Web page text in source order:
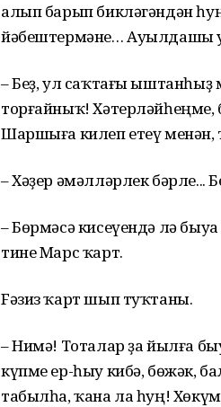
алып барып бикләгәндән
йәбештермәне… Ауылдашы
– Беҙ, ул саҡтағы ыштанһыҙ
торғайныҡ! Хәтерләйһеңме,
Шаршыға килеп етеү менән,
– Хәҙер әмәлләрлек бәрле...
– Бөрмәсә кисеүендә лә
тине Марс ҡарт.
Fәзиз ҡарт шып туҡтаны.
– Нимә! Тоталар ҙа йылға
күпме ер-һыу кибә, бөжәк,
табылһа, ҡана ла һуң!